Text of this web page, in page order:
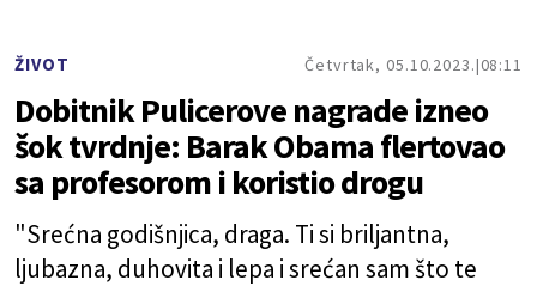
ŽIVOT Četvrtak, 05.10.2023. 08:11
Dobitnik Pulicerove nagrade izneo
šok tvrdnje: Barak Obama flertovao
sa profesorom i koristio drogu
"Srećna godišnjica, draga. Ti si briljantna,
ljubazna, duhovita i lepa i srećan sam što te